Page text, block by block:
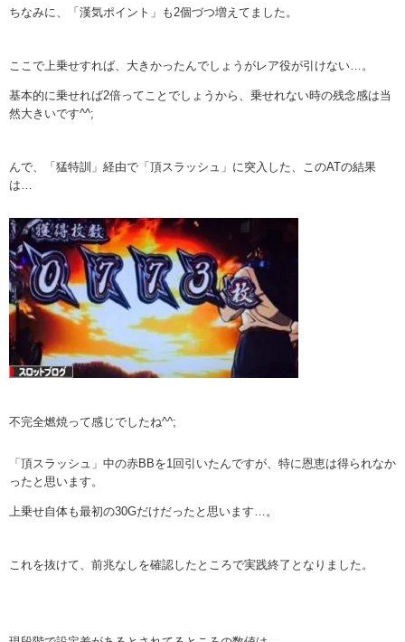
ちなみに、「漢気ポイント」も2個づつ増えてました。
ここで上乗せすれば、大きかったんでしょうがレア役が引けない…。
基本的に乗せれば2倍ってことでしょうから、乗せれない時の残念感は当
然大きいです^^;
んで、「猛特訓」経由で「頂スラッシュ」に突入した、このATの結果
は…
不完全燃焼って感じでしたね^^;
「頂スラッシュ」中の赤BBを1回引いたんですが、特に恩恵は得られなか
ったと思います。
上乗せ自体も最初の30Gだけだったと思います…。
これを抜けて、前兆なしを確認したところで実践終了となりました。